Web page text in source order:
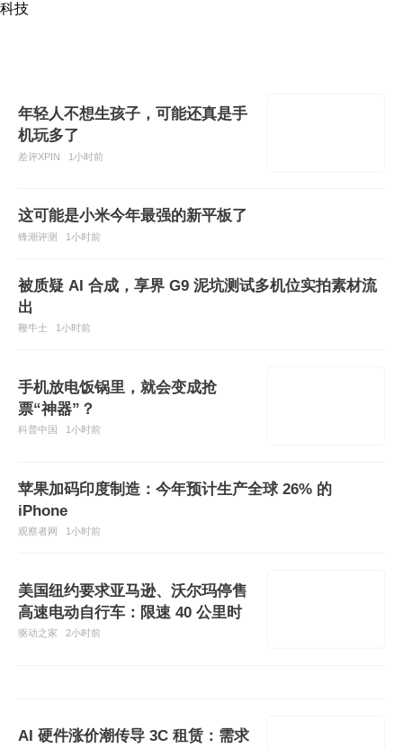
科技
年轻人不想生孩子，可能还真是手
机玩多了
差评XPIN 1小时前
这可能是小米今年最强的新平板了
锋潮评测 1小时前
被质疑 AI 合成，享界 G9 泥坑测试多机位实拍素材流
出
鞭牛士 1小时前
手机放电饭锅里，就会变成抢
票“神器”？
科普中国 1小时前
苹果加码印度制造：今年预计生产全球 26% 的
iPhone
观察者网 1小时前
美国纽约要求亚马逊、沃尔玛停售
高速电动自行车：限速 40 公里时
驱动之家 2小时前
AI 硬件涨价潮传导 3C 租赁：需求